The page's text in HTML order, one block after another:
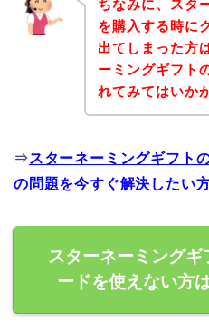
ちなみに、スタ
を購入する時に
出てしまった方
ーミングギフト
れてみてはいか
⇒ スターネーミングギフト
の問題を今すぐ解決したい
スターネーミング
ードを使えない方